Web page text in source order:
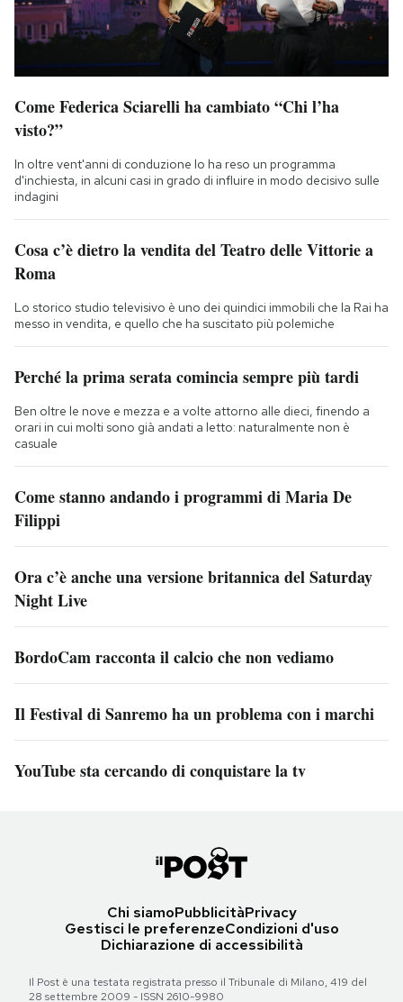
Come Federica Sciarelli ha cambiato “Chi l’ha
visto?”
In oltre vent'anni di conduzione lo ha reso un programma
d'inchiesta, in alcuni casi in grado di influire in modo decisivo sulle
indagini
Cosa c’è dietro la vendita del Teatro delle Vittorie a
Roma
Lo storico studio televisivo è uno dei quindici immobili che la Rai ha
messo in vendita, e quello che ha suscitato più polemiche
Perché la prima serata comincia sempre più tardi
Ben oltre le nove e mezza e a volte attorno alle dieci, finendo a
orari in cui molti sono già andati a letto: naturalmente non è
casuale
Come stanno andando i programmi di Maria De
Filippi
Ora c’è anche una versione britannica del Saturday
Night Live
BordoCam racconta il calcio che non vediamo
Il Festival di Sanremo ha un problema con i marchi
YouTube sta cercando di conquistare la tv
Chi siamoPubblicitàPrivacy
Gestisci le preferenzeCondizioni d'uso
Dichiarazione di accessibilità
Il Post è una testata registrata presso il Tribunale di Milano, 419 del
28 settembre 2009 - ISSN 2610-9980